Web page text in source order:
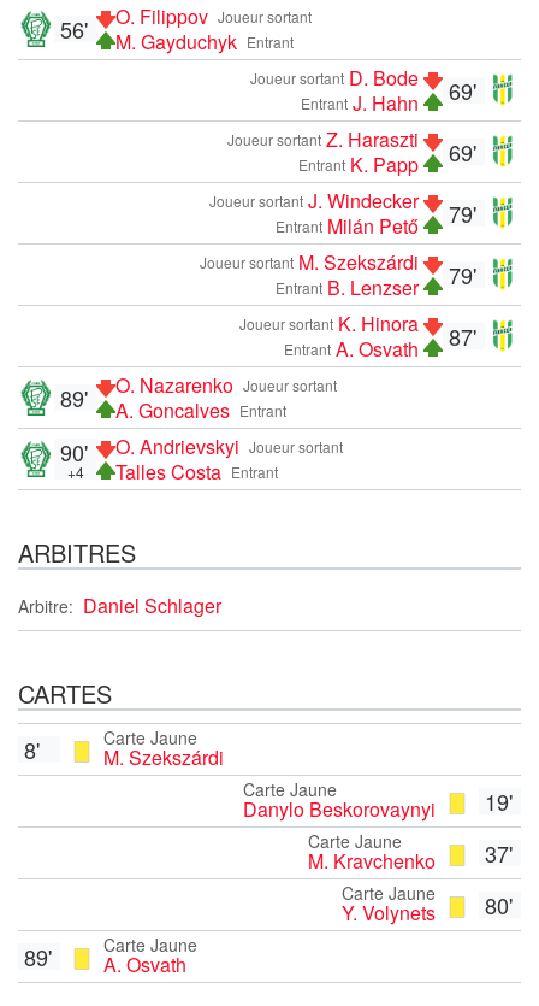
Joueur sortant
O. Filippov
Entrant
M. Gayduchyk
56'
69'
Joueur sortant D. Bode
Entrant J. Hahn
69'
Joueur sortant Z. Haraszti
Entrant K. Papp
79'
Joueur sortant J. Windecker
Entrant Milán Pető
79'
Joueur sortant M. Szekszárdi
Entrant B. Lenzser
87'
Joueur sortant K. Hinora
Entrant A. Osvath
Joueur sortant
O. Nazarenko
Entrant
A. Goncalves
89'
Joueur sortant
O. Andrievskyi
Entrant
Talles Costa
90'
+4
ARBITRES
Arbitre: Daniel Schlager
CARTES
Carte Jaune
M. Szekszárdi
8'
19'
Carte Jaune
Danylo Beskorovaynyi
37'
Carte Jaune
M. Kravchenko
80'
Carte Jaune
Y. Volynets
Carte Jaune
A. Osvath
89'